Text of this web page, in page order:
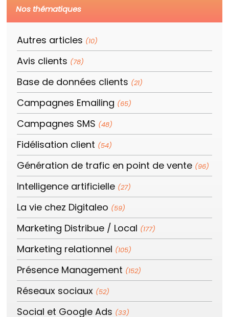
Nos thématiques
Autres articles (10)
Avis clients (78)
Base de données clients (21)
Campagnes Emailing (65)
Campagnes SMS (48)
Fidélisation client (54)
Génération de trafic en point de vente (96)
Intelligence artificielle (27)
La vie chez Digitaleo (59)
Marketing Distribue / Local (177)
Marketing relationnel (105)
Présence Management (152)
Réseaux sociaux (52)
Social et Google Ads (33)